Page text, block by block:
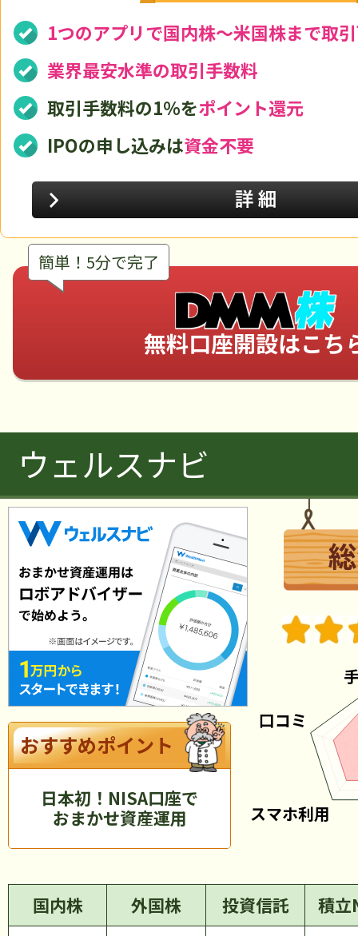
1つのアプリで国内株～米国株まで取
業界最安水準の取引手数料
取引手数料の1％をポイント還元
IPOの申し込みは資金不要
無料口座開設はこち
簡単！5分で完了
ウェルスナビ
おすすめポイント
日本初！NISA口座で
おまかせ資産運用
国内株 外国株 投資信託 積立